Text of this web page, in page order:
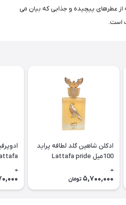
از عطرهای پیچیده و جذابی که بیان می
است.
ادکلن شاهین گلد لطافه پراید
100میل Lattafa pride
0
5,700,000 تومان
0